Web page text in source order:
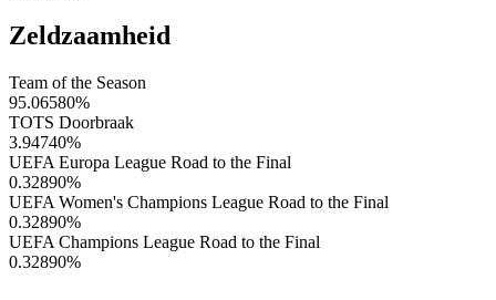
Zeldzaamheid
Team of the Season
95.06580%
TOTS Doorbraak
3.94740%
UEFA Europa League Road to the Final
0.32890%
UEFA Women's Champions League Road to the Final
0.32890%
UEFA Champions League Road to the Final
0.32890%